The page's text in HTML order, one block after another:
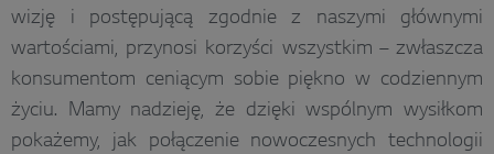
wizję i postępującą zgodnie z naszymi głównymi
wartościami, przynosi korzyści wszystkim – zwłaszcza
konsumentom ceniącym sobie piękno w codziennym
życiu. Mamy nadzieję, że dzięki wspólnym wysiłkom
pokażemy, jak połączenie nowoczesnych technologii